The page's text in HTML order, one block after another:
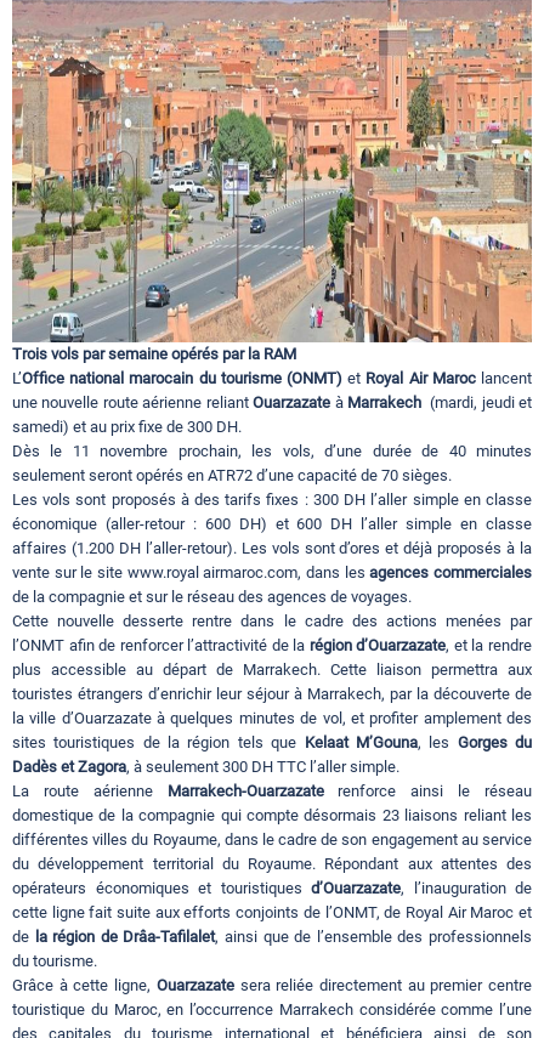
Circuits touristiques
Tourisme
Régions
Hotels
Evenements
Contact
Trois vols par semaine opérés par la RAM
L’Office national marocain du tourisme (ONMT)et Royal Air Maroclancent
une nouvelle route aérienne reliantOuarzazate à Marrakech (mardi, jeudi et
samedi) et au prix fixe de 300 DH.
Dès le 11 novembre prochain, les vols, d’une durée de 40 minutes
seulement seront opérés en ATR72 d’une capacité de 70 sièges.
Les vols sont proposés à des tarifs fixes : 300 DH l’aller simple en classe
économique (aller-retour : 600 DH) et 600 DH l’aller simple en classe
affaires (1.200 DH l’aller-retour). Les vols sont d’ores et déjà proposés à la
vente sur le site www.royal airmaroc.com, dans lesagences commerciales
de la compagnie et sur le réseau des agences de voyages.
Cette nouvelle desserte rentre dans le cadre des actions menées par
l’ONMT afin de renforcer l’attractivité de la région d’Ouarzazate, et la rendre
plus accessible au départ de Marrakech. Cette liaison permettra aux
touristes étrangers d’enrichir leur séjour à Marrakech, par la découverte de
la ville d’Ouarzazate à quelques minutes de vol, et profiter amplement des
sites touristiques de la région tels que Kelaat M’Gouna, les Gorges du
Dadès et Zagora, à seulement 300 DH TTC l’aller simple.
La route aérienne Marrakech-Ouarzazaterenforce ainsi le réseau
domestique de la compagnie qui compte désormais 23 liaisons reliant les
différentes villes du Royaume, dans le cadre de son engagement au service
du développement territorial du Royaume. Répondant aux attentes des
opérateurs économiques et touristiques d’Ouarzazate, l’inauguration de
cette ligne fait suite aux efforts conjoints de l’ONMT, de Royal Air Maroc et
de la région de Drâa-Tafilalet, ainsi que de l’ensemble des professionnels
du tourisme.
Grâce à cette ligne, Ouarzazatesera reliée directement au premier centre
touristique du Maroc, en l’occurrence Marrakech considérée comme l’une
des capitales du tourisme international et bénéficiera ainsi de son